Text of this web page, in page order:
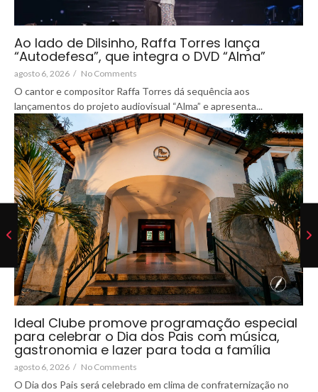
Ao lado de Dilsinho, Raffa Torres lança
“Autodefesa”, que integra o DVD “Alma”
agosto 6, 2026 / No Comments
O cantor e compositor Raffa Torres dá sequência aos
lançamentos do projeto audiovisual “Alma” e apresenta...
Ideal Clube promove programação especial
para celebrar o Dia dos Pais com música,
gastronomia e lazer para toda a família
agosto 6, 2026 / No Comments
O Dia dos Pais será celebrado em clima de confraternização no